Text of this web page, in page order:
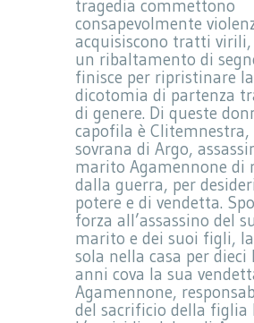
tragedia commettono
consapevolmente
acquisiscono tratti virili,
un ribaltamento di
finisce per ripristinare la
dicotomia di partenza
di genere. Di queste
capofila è Clitemnestra,
sovrana di Argo,
marito Agamennone di
dalla guerra, per
potere e di vendetta.
forza all’assassino del
marito e dei suoi figli,
sola nella casa per dieci
anni cova la sua
Agamennone,
del sacrificio della figlia